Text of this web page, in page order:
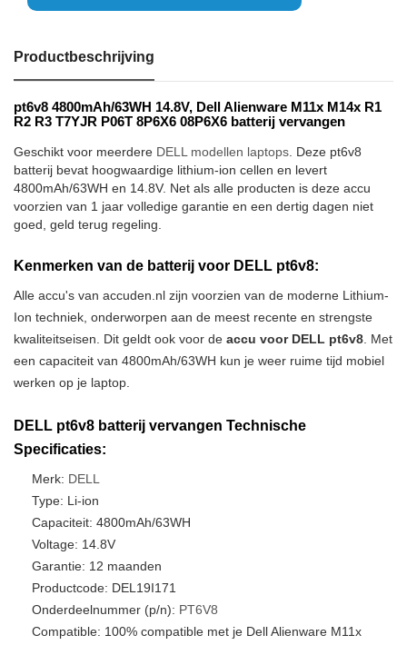
Productbeschrijving
pt6v8 4800mAh/63WH 14.8V, Dell Alienware M11x M14x R1
R2 R3 T7YJR P06T 8P6X6 08P6X6 batterij vervangen
Geschikt voor meerdere DELL modellen laptops . Deze pt6v8
batterij bevat hoogwaardige lithium-ion cellen en levert
4800mAh/63WH en 14.8V. Net als alle producten is deze accu
voorzien van 1 jaar volledige garantie en een dertig dagen niet
goed, geld terug regeling.
Kenmerken van de batterij voor DELL pt6v8:
Alle accu's van accuden.nl zijn voorzien van de moderne Lithium-
Ion techniek, onderworpen aan de meest recente en strengste
kwaliteitseisen. Dit geldt ook voor de accu voor DELL pt6v8 . Met
een capaciteit van 4800mAh/63WH kun je weer ruime tijd mobiel
werken op je laptop.
DELL pt6v8 batterij vervangen Technische
Specificaties:
Merk: DELL
Type: Li-ion
Capaciteit: 4800mAh/63WH
Voltage: 14.8V
Garantie: 12 maanden
Productcode: DEL19I171
Onderdeelnummer (p/n): PT6V8
Compatible: 100% compatible met je Dell Alienware M11x